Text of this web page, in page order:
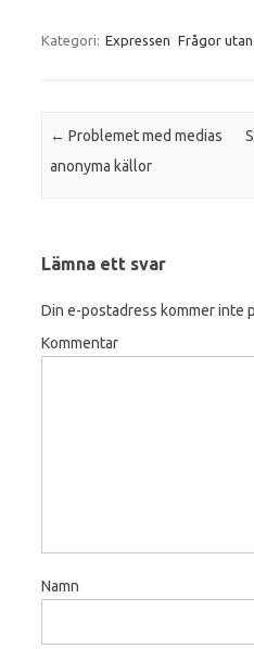
Kategori: Expressen Frågor
Inläggsnavigering
← Problemet med medias
anonyma källor
Lämna ett svar
Din e-postadress kommer inte
Kommentar
Namn